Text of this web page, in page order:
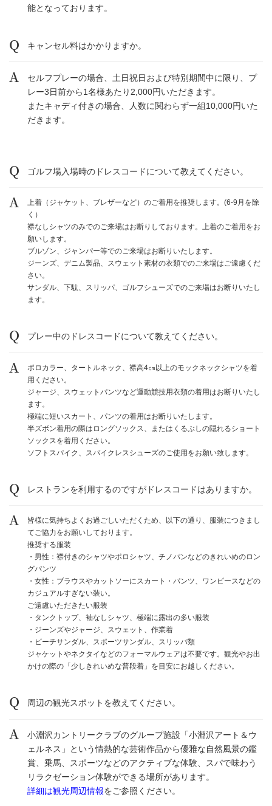
能となっております。
キャンセル料はかかりますか。
セルフプレーの場合、土日祝日および特別期間中に限り、プ
レー3日前から1名様あたり2,000円いただきます。
またキャディ付きの場合、人数に関わらず一組10,000円いた
だきます。
ゴルフ場入場時のドレスコードについて教えてください。
上着（ジャケット、ブレザーなど）のご着用を推奨します。 (6-9 月を除
く）
襟なしシャツのみでのご来場はお断りしております。上着のご着用をお
願いします。
ブルゾン、ジャンパー等でのご来場はお断りいたします。
ジーンズ、デニム製品、スウェット素材の衣類でのご来場はご遠慮くだ
さい。
サンダル、下駄、スリッパ、ゴルフシューズでのご来場はお断りいたし
ます。
プレー中のドレスコードについて教えてください。
ポロカラー、タートルネック、襟高4㎝以上のモックネックシャツを着
用ください。
ジャージ、スウェットパンツなど運動競技用衣類の着用はお断りいたし
ます。
極端に短いスカート、パンツの着用はお断りいたします。
半ズボン着用の際はロングソックス、またはくるぶしの隠れるショート
ソックスを着用ください。
ソフトスパイク、スパイクレスシューズのご使用をお願い致します。
レストランを利用するのですがドレスコードはありますか。
皆様に気持ちよくお過ごしいただくため、以下の通り、服装につきまし
てご協力をお願いしております。
推奨する服装
・男性：襟付きのシャツやポロシャツ、チノパンなどのきれいめのロン
グパンツ
・女性：ブラウスやカットソーにスカート・パンツ、ワンピースなどの
カジュアルすぎない装い。
ご遠慮いただきたい服装
・タンクトップ、袖なしシャツ、極端に露出の多い服装
・ジーンズやジャージ、スウェット、作業着
・ビーチサンダル、スポーツサンダル、スリッパ類
ジャケットやネクタイなどのフォーマルウェアは不要です。観光やお出
かけの際の「少しきれいめな普段着」を目安にお越しください。
周辺の観光スポットを教えてください。
小淵沢カントリークラブのグループ施設「小淵沢アート＆ウ
ェルネス」という情熱的な芸術作品から優雅な自然風景の鑑
賞、乗馬、スポーツなどのアクティブな体験、スパで味わう
リラクゼーション体験ができる場所があります。
詳細は観光周辺情報をご参照ください。